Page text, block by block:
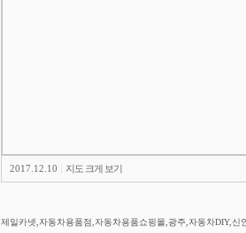
2017.12.10 지도 크게 보기
제일카넷,자동차용품점,자동차용품쇼핑몰,광주,자동차DIY,